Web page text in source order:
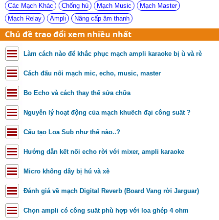
Các Mạch Khác
Chống hú Mạch Music
Mạch Master
Mạch Relay
Ampli Nâng cấp âm thanh
Chủ đề trao đổi xem nhiều nhất
Làm cách nào để khắc phục mạch ampli karaoke bị ù và rè
Cách đấu nối mạch mic, echo, music, master
Bo Echo và cách thay thế sửa chữa
Nguyên lý hoạt động của mạch khuếch đại công suất ?
Cấu tạo Loa Sub như thế nào..?
Hướng dẫn kết nối echo rời với mixer, ampli karaoke
Micro không dây bị hú và xè
Đánh giá về mạch Digital Reverb (Board Vang rời Jarguar)
Chọn ampli có công suất phù hợp với loa ghép 4 ohm